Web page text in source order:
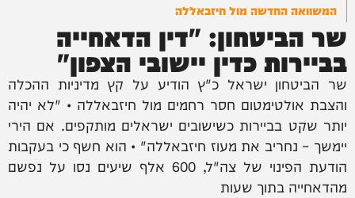
המשוואה החדשה מול חיזבאללה
שר הביטחון: "דין הדאחייה
בביירות כדין יישובי הצפון"
שר הביטחון ישראל כ"ץ הודיע על קץ מדיניות ההכלה
והצבת אולטימטום חסר רחמים מול חיזבאללה • "לא יהיה
יותר שקט בביירות כשישובים ישראלים מותקפים. אם הירי
יימשך – נחריב את מעוז חיזבאללה" • הוא חשף כי בעקבות
הודעת הפינוי של צה"ל, 600 אלף שיעים נסו על נפשם
מהדאחייה בתוך שעות